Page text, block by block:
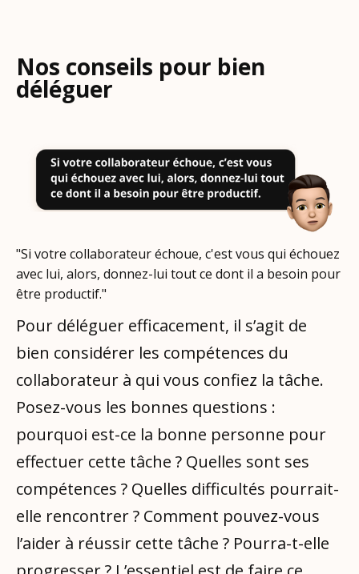
Nos conseils pour bien
déléguer
"Si votre collaborateur échoue, c'est vous qui échouez
avec lui, alors, donnez-lui tout ce dont il a besoin pour
être productif."
Pour déléguer efficacement, il s’agit de
bien considérer les compétences du
collaborateur à qui vous confiez la tâche.
Posez-vous les bonnes questions :
pourquoi est-ce la bonne personne pour
effectuer cette tâche ? Quelles sont ses
compétences ? Quelles difficultés pourrait-
elle rencontrer ? Comment pouvez-vous
l’aider à réussir cette tâche ? Pourra-t-elle